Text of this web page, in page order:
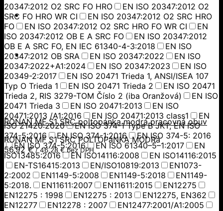
20347:2012 O2 SRC FO HRO
EN ISO 20347:2012 O2
SRC FO HRO WR CI
EN ISO 20347:2012 O2 SRC HRO
FO
EN ISO 20347:2012 O2 SRC HRO FO WR CI
EN
ISO 20347:2012 OB E A SRC FO
EN ISO 20347:2012
OB E A SRC FO, EN IEC 61340-4-3:2018
EN ISO
20347:2012 OB SRA
EN ISO 20347:2022
EN ISO
20347:2022+A1:2024
EN ISO 20347:2023
EN ISO
20349-2:2017
EN ISO 20471 Trieda 1, ANSI/ISEA 107
Typ O Trieda 1
EN ISO 20471 Trieda 2
EN ISO 20471
Trieda 2, RIS 3279-TOM Číslo 2 (iba Oranžová)
EN ISO
20471 Trieda 3
EN ISO 20471:2013
EN ISO
20471:2013 /A1:2016
EN ISO 20471:2013 class1
EN
ISO 21420:2020
EN ISO 374-1 Type B JKT, EN ISO
374-5:2016
EN ISO 374-1:2016
EN ISO 374-5: 2016
EN ISO 374-5:2016
EN ISO 61340–5–1:2017
EN
ISO13485:2016
EN ISO14116:2008
EN ISO14116:2015
EN-TS16415:2013
EN/ISO10819:2013
EN1073-
2:2002
EN1149-5:2008 EN1149-5:2018
EN1149-
5:2018.
EN11611:2007 EN11611:2015
EN12275
EN12275 : 1998
EN12275 : 2013
EN12275, EN362
EN12277
EN12278 : 2007
EN12477:2001/A1:2005
RONAN MF S1 SRC poltopánka modrá pracovná obuv
RONAN MF S1 SRC POLTOPáNKA MODRá
56,92 €/46,28 €bez DPH